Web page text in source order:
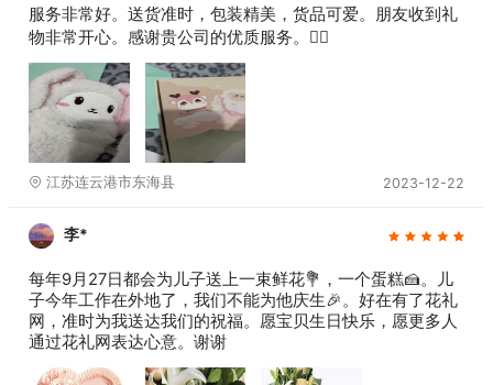
服务非常好。送货准时，包装精美，货品可爱。朋友收到礼
物非常开心。感谢贵公司的优质服务。👍🏻
江苏连云港市东海县 2023-12-22
李*
每年9月27日都会为儿子送上一束鲜花💐，一个蛋糕🍰。儿
子今年工作在外地了，我们不能为他庆生🎉。好在有了花礼
网，准时为我送达我们的祝福。愿宝贝生日快乐，愿更多人
通过花礼网表达心意。谢谢